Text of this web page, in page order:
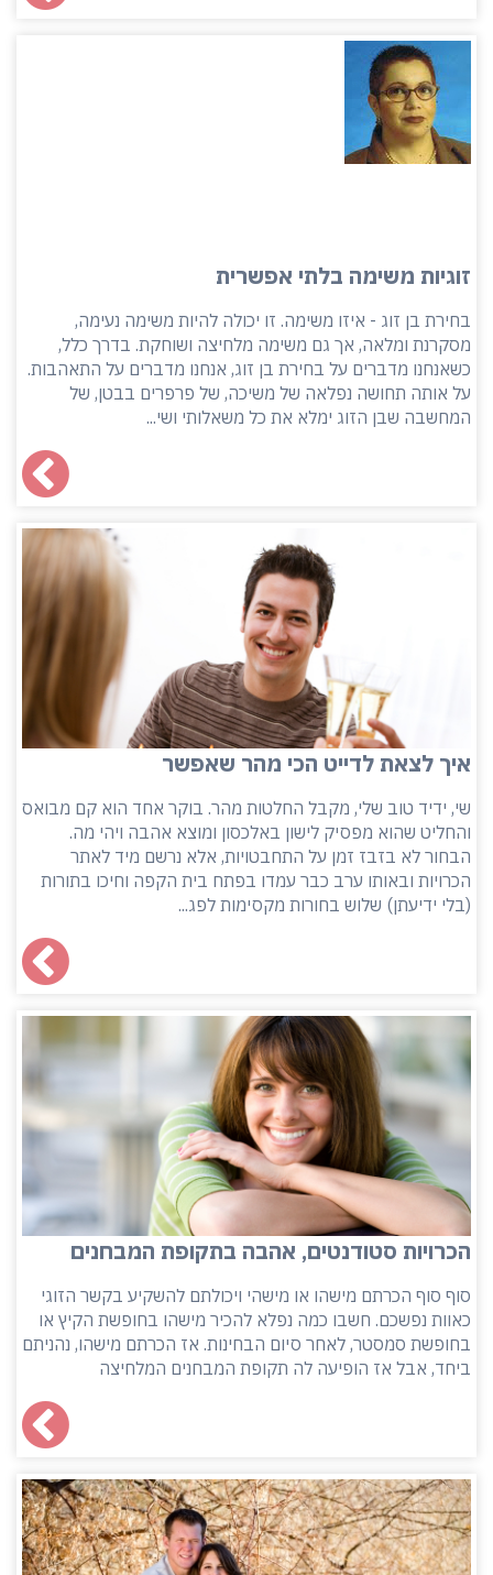
זוגיות משימה בלתי אפשרית
בחירת בן זוג - איזו משימה. זו יכולה להיות משימה נעימה,
מסקרנת ומלאה, אך גם משימה מלחיצה ושוחקת. בדרך כלל,
כשאנחנו מדברים על בחירת בן זוג, אנחנו מדברים על התאהבות.
על אותה תחושה נפלאה של משיכה, של פרפרים בבטן, של
המחשבה שבן הזוג ימלא את כל משאלותי ושי...
איך לצאת לדייט הכי מהר שאפשר
שי, ידיד טוב שלי, מקבל החלטות מהר. בוקר אחד הוא קם מבואס
והחליט שהוא מפסיק לישון באלכסון ומוצא אהבה ויהי מה.
הבחור לא בזבז זמן על התחבטויות, אלא נרשם מיד לאתר
הכרויות ובאותו ערב כבר עמדו בפתח בית הקפה וחיכו בתורות
(בלי ידיעתן) שלוש בחורות מקסימות לפג...
הכרויות סטודנטים, אהבה בתקופת המבחנים
סוף סוף הכרתם מישהו או מישהי ויכולתם להשקיע בקשר הזוגי
כאוות נפשכם. חשבו כמה נפלא להכיר מישהו בחופשת הקיץ או
בחופשת סמסטר, לאחר סיום הבחינות. אז הכרתם מישהו, נהניתם
ביחד, אבל אז הופיעה לה תקופת המבחנים המלחיצה